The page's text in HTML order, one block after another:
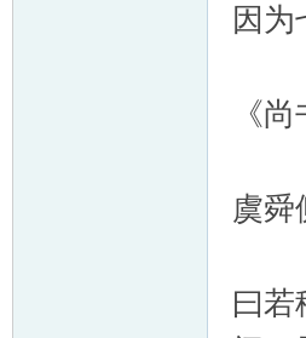
因
《
虞舜
曰若